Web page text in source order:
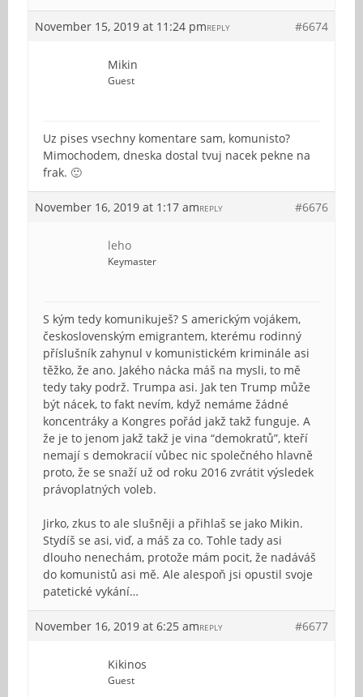
November 15, 2019 at 11:24 pm #6674
REPLY
Mikin
Guest
Uz pises vsechny komentare sam, komunisto?
Mimochodem, dneska dostal tvuj nacek pekne na
frak. 🙂
November 16, 2019 at 1:17 am #6676
REPLY
leho
Keymaster
S kým tedy komunikuješ? S americkým vojákem,
československým emigrantem, kterému rodinný
příslušník zahynul v komunistickém kriminále asi
těžko, že ano. Jakého nácka máš na mysli, to mě
tedy taky podrž. Trumpa asi. Jak ten Trump může
být nácek, to fakt nevím, když nemáme žádné
koncentráky a Kongres pořád jakž takž funguje. A
že je to jenom jakž takž je vina “demokratů”, kteří
nemají s demokracií vůbec nic společného hlavně
proto, že se snaží už od roku 2016 zvrátit výsledek
právoplatných voleb.
Jirko, zkus to ale slušněji a přihlaš se jako Mikin.
Stydíš se asi, viď, a máš za co. Tohle tady asi
dlouho nenechám, protože mám pocit, že nadáváš
do komunistů asi mě. Ale alespoň jsi opustil svoje
patetické vykání…
November 16, 2019 at 6:25 am #6677
REPLY
Kikinos
Guest